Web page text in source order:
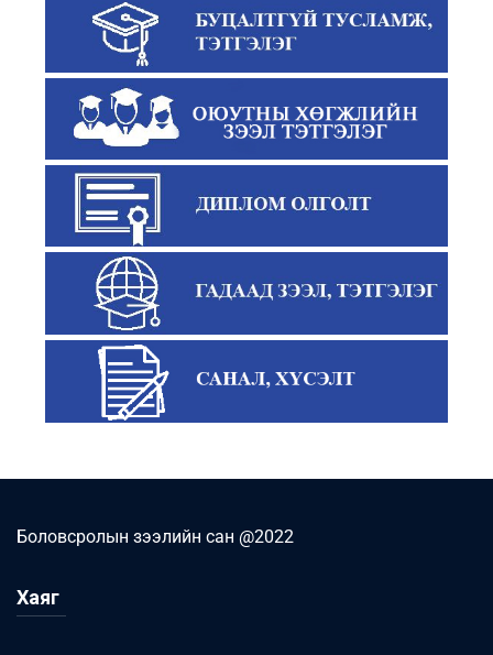
Боловсролын зээлийн сан @2022
Хаяг